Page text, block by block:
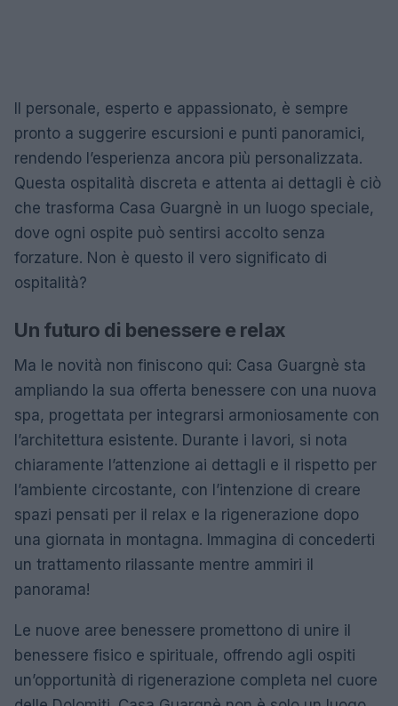
Il personale, esperto e appassionato, è sempre
pronto a suggerire escursioni e punti panoramici,
rendendo l’esperienza ancora più personalizzata.
Questa ospitalità discreta e attenta ai dettagli è ciò
che trasforma Casa Guargnè in un luogo speciale,
dove ogni ospite può sentirsi accolto senza
forzature. Non è questo il vero significato di
ospitalità?
Un futuro di benessere e relax
Ma le novità non finiscono qui: Casa Guargnè sta
ampliando la sua offerta benessere con una nuova
spa, progettata per integrarsi armoniosamente con
l’architettura esistente. Durante i lavori, si nota
chiaramente l’attenzione ai dettagli e il rispetto per
l’ambiente circostante, con l’intenzione di creare
spazi pensati per il relax e la rigenerazione dopo
una giornata in montagna. Immagina di concederti
un trattamento rilassante mentre ammiri il
panorama!
Le nuove aree benessere promettono di unire il
benessere fisico e spirituale, offrendo agli ospiti
un’opportunità di rigenerazione completa nel cuore